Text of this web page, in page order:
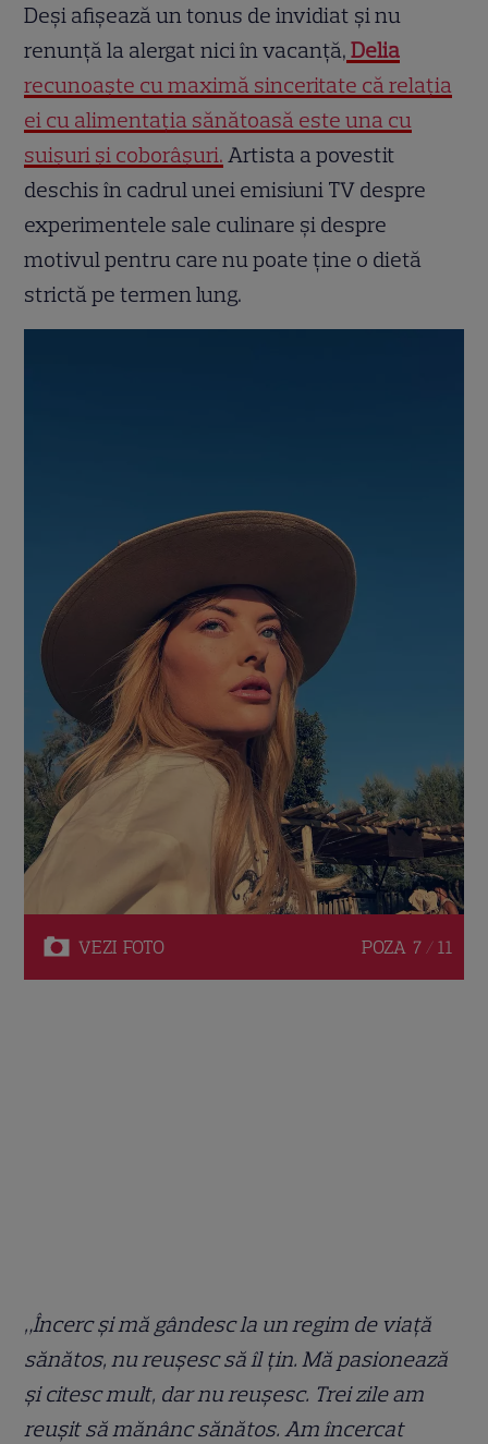
Deși afișează un tonus de invidiat și nu
renunță la alergat nici în vacanță, Delia
recunoaște cu maximă sinceritate că relația
ei cu alimentația sănătoasă este una cu
suișuri și coborâșuri. Artista a povestit
deschis în cadrul unei emisiuni TV despre
experimentele sale culinare și despre
motivul pentru care nu poate ține o dietă
strictă pe termen lung.
VEZI FOTO POZA 7 / 11
„Încerc și mă gândesc la un regim de viață
sănătos, nu reușesc să îl țin. Mă pasionează
și citesc mult, dar nu reușesc. Trei zile am
reușit să mănânc sănătos. Am încercat